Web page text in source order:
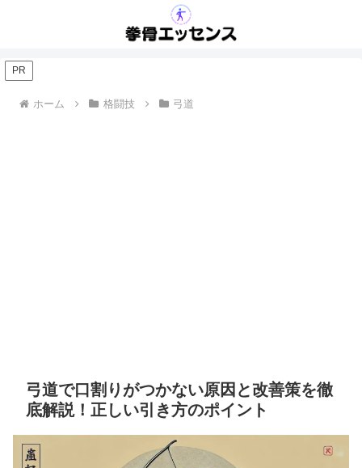
PR
ホーム 格闘技 弓道
弓道で口割りがつかない原因と改善策を徹
底解説！正しい引き方のポイント